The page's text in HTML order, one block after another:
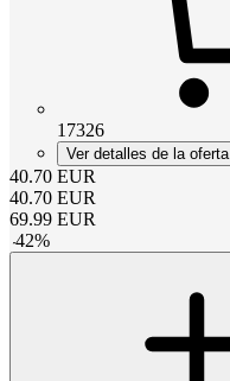
17326
Ver detalles de la oferta
40.70 EUR
40.70 EUR
69.99 EUR
-42%